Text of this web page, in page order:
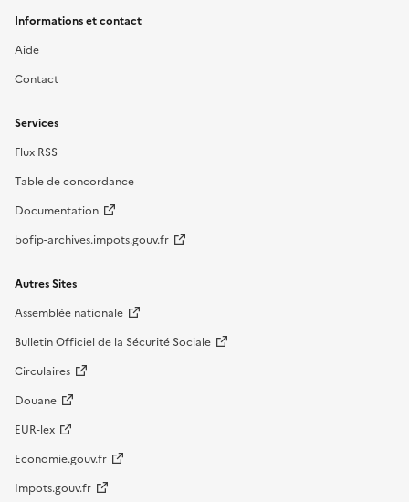
Informations et contact
Aide
Contact
Services
Flux RSS
Table de concordance
Documentation
bofip-archives.impots.gouv.fr
Autres Sites
Assemblée nationale
Bulletin Officiel de la Sécurité Sociale
Circulaires
Douane
EUR-lex
Economie.gouv.fr
Impots.gouv.fr